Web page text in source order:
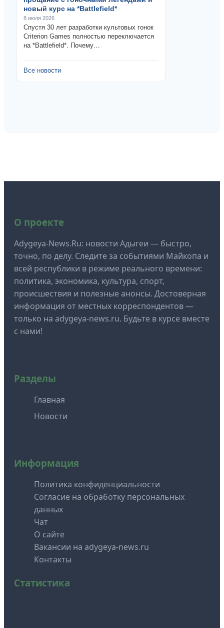
О проекте
Adygeya-News.Ru: новости Адыгеи — быстро,
точно, по делу. Следите за событиями Майкопа и
всей республики в режиме реального времени:
политика, экономика, культура, спорт,
происшествия и полезные анонсы. Достоверная
информация от местных корреспондентов —
только на adygeya-news.ru. Будьте в курсе вместе
с нами!
Разделы
Главная
Новости
Информация
Политика конфиденциальности
Согласие на обработку персональных
данных
Чат
О сайте
Вакансии на adygeya-news.ru
Контакты
Статистика